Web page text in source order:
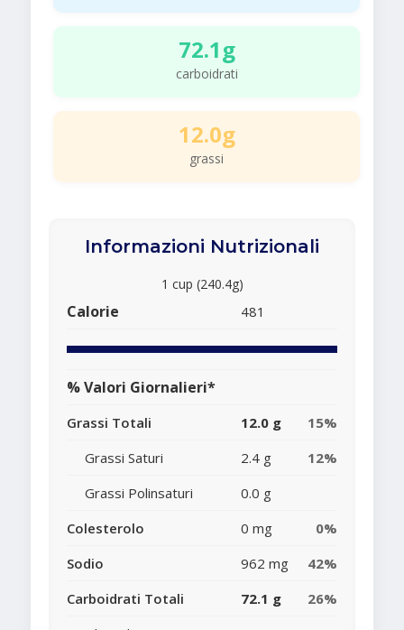
72.1g
carboidrati
12.0g
grassi
Informazioni Nutrizionali
1 cup (240.4g)
Calorie 481
% Valori Giornalieri*
Grassi Totali 12.0 g
15%
Grassi Saturi
2.4 g
12%
Grassi Polinsaturi
0.0 g
Colesterolo
0 mg
0%
Sodio
962 mg
42%
Carboidrati Totali
72.1 g
26%